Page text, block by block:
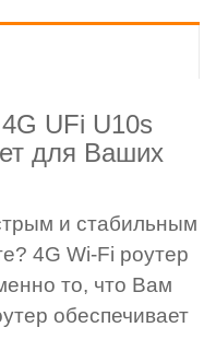
UFi U10s
для Ваших
и стабильным
4G Wi-Fi роутер
то, что Вам
обеспечивает